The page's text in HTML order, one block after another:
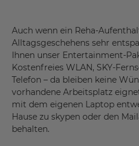
Auch wenn ein Reha-
Alltagsgeschehens sehr
Ihnen unser Entertainment-
Kostenfreies WLAN, SKY-
Telefon – da bleiben keine
vorhandene Arbeitsplatz
mit dem eigenen Laptop
Hause zu skypen oder den
behalten.